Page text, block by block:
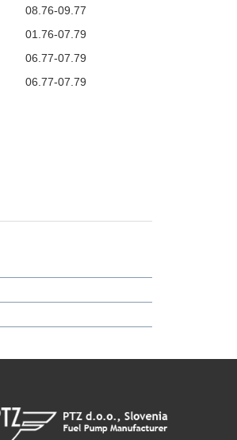
08.76-09.77
01.76-07.79
06.77-07.79
06.77-07.79